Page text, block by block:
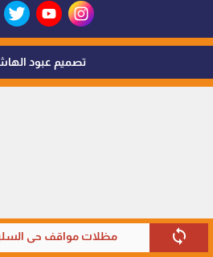
sync مظلات مواقف حي
تصميم عبود